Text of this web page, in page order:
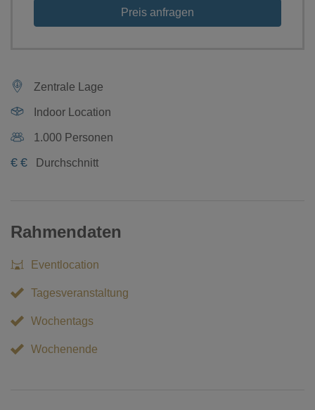
Preis anfragen
Zentrale Lage
Indoor Location
1.000 Personen
€ € Durchschnitt
Rahmendaten
Eventlocation
Tagesveranstaltung
Wochentags
Wochenende